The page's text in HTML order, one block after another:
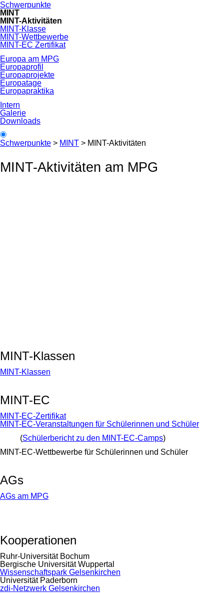
Schwerpunkte
MINT
MINT-Aktivitäten
MINT-Klasse
MINT-Wettbewerbe
MINT-EC Zertifikat
Europa am MPG
Europaprofil
Europaprojekte
Europatage
Europapraktika
Intern
Galerie
Downloads
Schwerpunkte > MINT > MINT-Aktivitäten
MINT-Aktivitäten am MPG
MINT-Klassen
MINT-Klassen
MINT-EC
MINT-EC-Zertifikat
MINT-EC-Veranstaltungen für Schülerinnen und Schüler
(Schülerbericht zu den MINT-EC-Camps)
MINT-EC-Wettbewerbe für Schülerinnen und Schüler
AGs
AGs am MPG
Kooperationen
Ruhr-Universität Bochum
Bergische Universität Wuppertal
Wissenschaftspark Gelsenkirchen
Universität Paderborn
zdi-Netzwerk Gelsenkirchen